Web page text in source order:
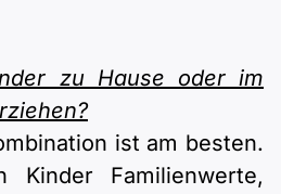
zu Hause oder im
ist am besten.
Kinder Familienwerte,